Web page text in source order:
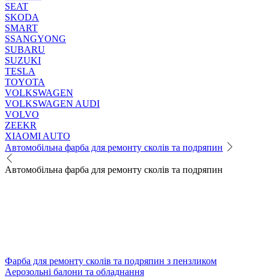
SEAT
SKODA
SMART
SSANGYONG
SUBARU
SUZUKI
TESLA
TOYOTA
VOLKSWAGEN
VOLKSWAGEN AUDI
VOLVO
ZEEKR
XIAOMI AUTO
Автомобільна фарба для ремонту сколів та подряпин
Автомобільна фарба для ремонту сколів та подряпин
Фарба для ремонту сколів та подряпин з пензликом
Аерозольні балони та обладнання